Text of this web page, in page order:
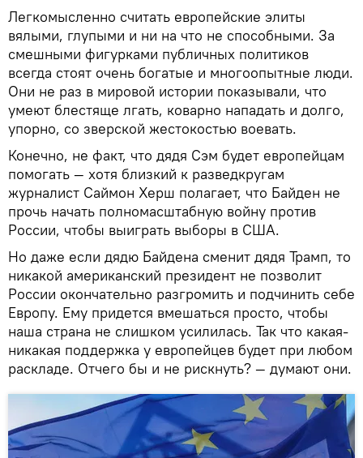
Легкомысленно считать европейские элиты
вялыми, глупыми и ни на что не способными. За
смешными фигурками публичных политиков
всегда стоят очень богатые и многоопытные люди.
Они не раз в мировой истории показывали, что
умеют блестяще лгать, коварно нападать и долго,
упорно, со зверской жестокостью воевать.
Конечно, не факт, что дядя Сэм будет европейцам
помогать — хотя близкий к разведкругам
журналист Саймон Херш полагает, что Байден не
прочь начать полномасштабную войну против
России, чтобы выиграть выборы в США.
Но даже если дядю Байдена сменит дядя Трамп, то
никакой американский президент не позволит
России окончательно разгромить и подчинить себе
Европу. Ему придется вмешаться просто, чтобы
наша страна не слишком усилилась. Так что какая-
никакая поддержка у европейцев будет при любом
раскладе. Отчего бы и не рискнуть? — думают они.